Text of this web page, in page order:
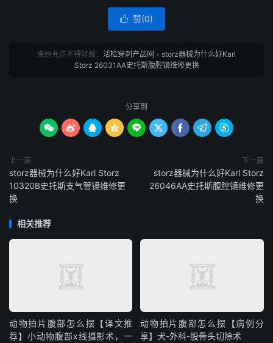
 赞(0)
未经允许不得转载： 活检穿刺产品网 » storz器械为什么好Karl
Storz 26031AA史托斯腹腔镜维修更换
分享到
        
上一篇
storz器械为什么好Karl Storz
10320B史托斯支气管镜维修更
换
下一篇
storz器械为什么好Karl Storz
26046AA史托斯腹腔镜维修更
换
相关推荐
动物拍片腹部怎么摆【译文推
荐】小动物腹部x线摄影术，一
动物拍片腹部怎么摆【病例分
享】犬-外科-股骨头切除术